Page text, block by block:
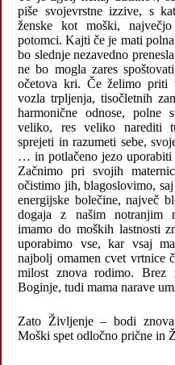
piše svojevrstne izzive, s
ženske kot moški,
potomci. Kajti če je mati
bo slednje nezavedno
ne bo mogla zares
očetova kri. Če želimo priti
vozla trpljenja, tisočletnih
harmonične odnose, polne
veliko, res veliko narediti
sprejeti in razumeti sebe,
… in potlačeno jezo uporabiti
Začnimo pri svojih
očistimo jih, blagoslovimo,
energijske bolečine, največ
dogaja z našim notranjim
imamo do moških lastnosti
uporabimo vse, kar vsaj
najbolj omamen cvet vrtnice
milost znova rodimo. Brez
Boginje, tudi mama narave
Zato Življenje – bodi
Moški spet odločno prične in